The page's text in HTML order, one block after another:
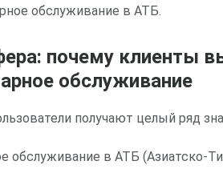
обслуживание в АТБ.
почему клиенты
обслуживание
получают целый ряд
обслуживание в АТБ (Азиатско-